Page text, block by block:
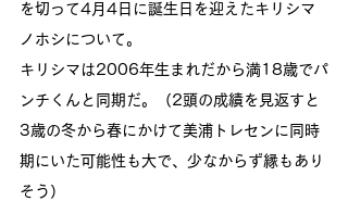
を切って4月4日に誕生日を迎えたキリシマ
ノホシについて。
キリシマは2006年生まれだから満18歳でパ
ンチくんと同期だ。（2頭の成績を見返すと
3歳の冬から春にかけて美浦トレセンに同時
期にいた可能性も大で、少なからず縁もあり
そう）